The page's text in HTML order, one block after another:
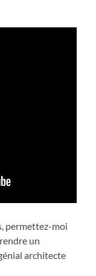
permettez-moi
un
architecte